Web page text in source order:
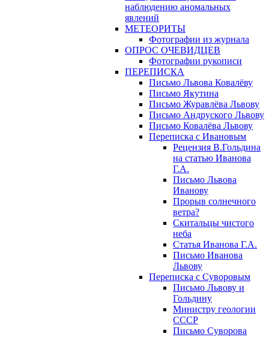
наблюдению аномальных
явлений
МЕТЕОРИТЫ
Фотографии из журнала
ОПРОС ОЧЕВИДЦЕВ
Фотографии рукописи
ПЕРЕПИСКА
Письмо Львова Ковалёву
Письмо Якутина
Письмо Журавлёва Львову
Письмо Андруского Львову
Письмо Ковалёва Львову
Переписка с Ивановым
Рецензия В.Гольдина
на статью Иванова
Г.А.
Письмо Львова
Иванову
Прорыв солнечного
ветра?
Скитальцы чистого
неба
Статья Иванова Г.А.
Письмо Иванова
Львову
Переписка с Суворовым
Письмо Львову и
Гольдину
Министру геологии
СССР
Письмо Суворова